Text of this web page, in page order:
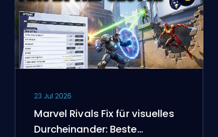
23 Jul 2026
Marvel Rivals Fix für visuelles
Durcheinander: Beste